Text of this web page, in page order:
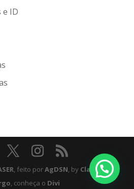
ID
, feito porAgDSN, by Claudio
, conheça o Divi